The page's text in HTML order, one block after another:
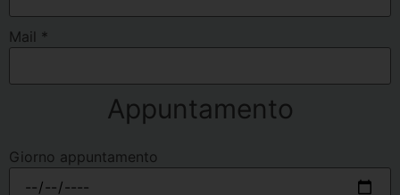
Mail *
Appuntamento
Giorno appuntamento